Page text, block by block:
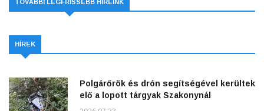
TOVÁBBI LEGFRISSEBB HÍREINK
HÍREK
Polgárőrök és drón segítségével kerültek
elő a lopott tárgyak Szakonynál